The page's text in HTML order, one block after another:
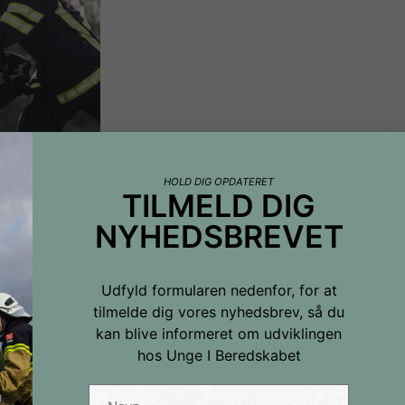
HOLD DIG OPDATERET
TILMELD DIG
NYHEDSBREVET
Udfyld formularen nedenfor, for at
tilmelde dig vores nyhedsbrev, så du
kan blive informeret om udviklingen
hos Unge I Beredskabet